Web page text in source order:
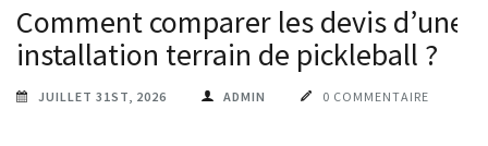
Comment comparer les devis d’une
installation terrain de pickleball ?
JUILLET 31ST, 2026 ADMIN 0 COMMENTAIRE